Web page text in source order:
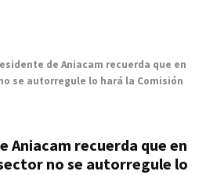
de Aniacam recuerda que en
se autorregule lo hará la Comisión
Aniacam recuerda que en
no se autorregule lo